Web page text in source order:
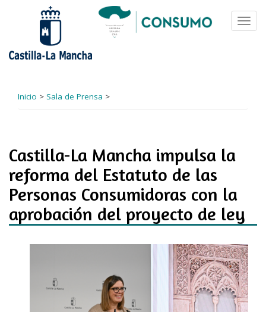
Inicio > Sala de Prensa >
Castilla-La Mancha impulsa la
reforma del Estatuto de las
Personas Consumidoras con la
aprobación del proyecto de ley